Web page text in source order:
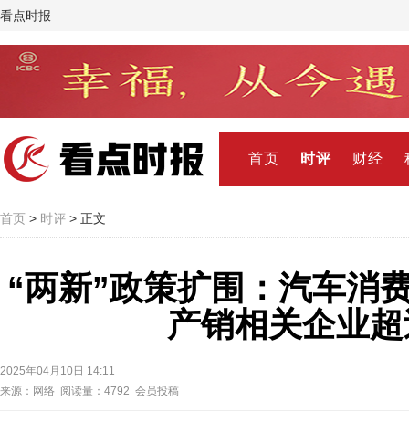
看点时报
首页 时评 财经
首页 > 时评 > 正文
“两新”政策扩围：汽车消
产销相关企业
2025年04月10日 14:11
来源：网络 阅读量：4792 会员投稿